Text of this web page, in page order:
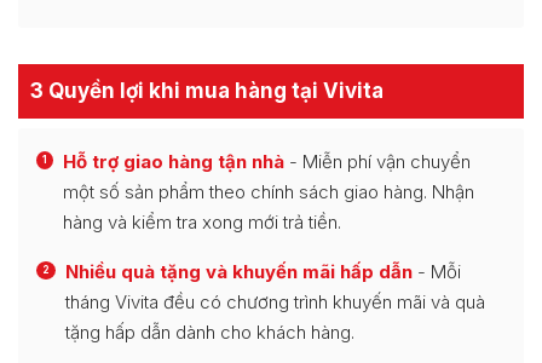
3 Quyền lợi khi mua hàng tại Vivita
1 Hỗ trợ giao hàng tận nhà - Miễn phí vận chuyển
một số sản phẩm theo chính sách giao hàng. Nhận
hàng và kiểm tra xong mới trả tiền.
2 Nhiều quà tặng và khuyến mãi hấp dẫn - Mỗi
tháng Vivita đều có chương trình khuyến mãi và quà
tặng hấp dẫn dành cho khách hàng.